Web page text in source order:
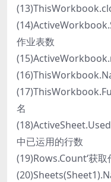
作业表数
名
中已运用的行数
(19)Rows.Count‘获